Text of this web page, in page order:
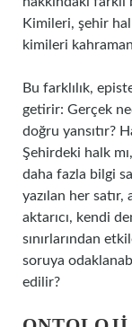
Kimileri, şehir
kimileri
Bu farklılık,
getirir: Gerçek
doğru yansıtır?
Şehirdeki halk
daha fazla bilgi
yazılan her satır,
aktarıcı, kendi
sınırlarından
soruya
edilir?